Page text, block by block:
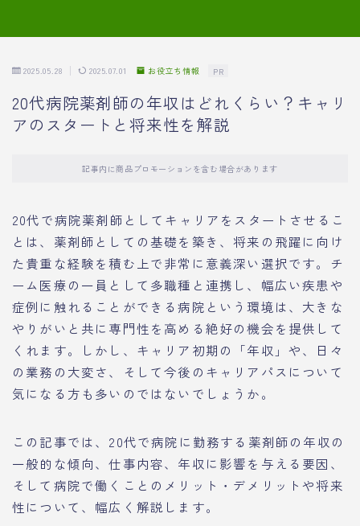
2025.05.28 2025.07.01 お役立ち情報 PR
20代病院薬剤師の年収はどれくらい？キャリ
アのスタートと将来性を解説
記事内に商品プロモーションを含む場合があります
20代で病院薬剤師としてキャリアをスタートさせるこ
とは、薬剤師としての基礎を築き、将来の飛躍に向け
た貴重な経験を積む上で非常に意義深い選択です。チ
ーム医療の一員として多職種と連携し、幅広い疾患や
症例に触れることができる病院という環境は、大きな
やりがいと共に専門性を高める絶好の機会を提供して
くれます。しかし、キャリア初期の「年収」や、日々
の業務の大変さ、そして今後のキャリアパスについて
気になる方も多いのではないでしょうか。
この記事では、20代で病院に勤務する薬剤師の年収の
一般的な傾向、仕事内容、年収に影響を与える要因、
そして病院で働くことのメリット・デメリットや将来
性について、幅広く解説します。